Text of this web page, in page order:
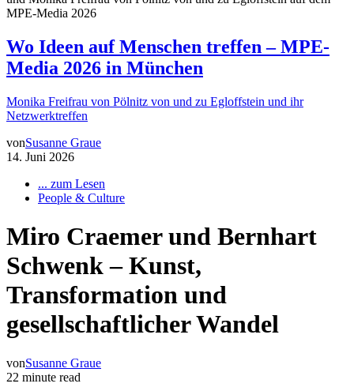
Wo Ideen auf Menschen treffen – MPE-
Media 2026 in München
Monika Freifrau von Pölnitz von und zu Egloffstein und ihr
Netzwerktreffen
vonSusanne Graue
14. Juni 2026
... zum Lesen
People & Culture
Miro Craemer und Bernhart
Schwenk – Kunst,
Transformation und
gesellschaftlicher Wandel
vonSusanne Graue
22 minute read